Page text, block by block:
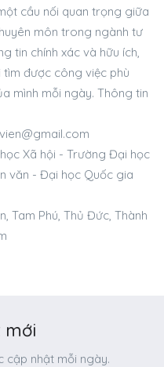
cầu nối quan trọng giữa
môn trong ngành tư
tin chính xác và hữu ích,
được công việc phù
mình mỗi ngày. Thông tin
Xã hội - Trường Đại học
văn - Đại học Quốc gia
Tam Phú, Thủ Đức, Thành
mới
cập nhật mỗi ngày.